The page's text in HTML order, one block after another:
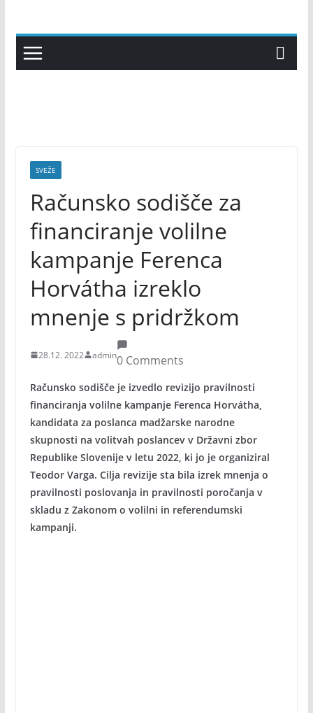
content
SVEŽE
Računsko sodišče za
financiranje volilne
kampanje Ferenca
Horvátha izreklo
mnenje s pridržkom
28.12. 2022 admin0 Comments
Računsko sodišče je izvedlo revizijo pravilnosti
financiranja volilne kampanje Ferenca Horvátha,
kandidata za poslanca madžarske narodne
skupnosti na volitvah poslancev v Državni zbor
Republike Slovenije v letu 2022, ki jo je organiziral
Teodor Varga. Cilja revizije sta bila izrek mnenja o
pravilnosti poslovanja in pravilnosti poročanja v
skladu z Zakonom o volilni in referendumski
kampanji.